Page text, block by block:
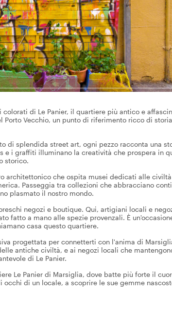
di Le Panier, il quartiere più antico e
Vecchio, un punto di riferimento ricco di
di splendida street art, ogni pezzo racconta una
e i graffiti illuminano la creatività che prospera in
storico.
architettonico che ospita musei dedicati alle civiltà
Passeggia tra collezioni che abbracciano
plasmato il nostro mondo.
negozi e boutique. Qui, artigiani locali e
fatto a mano alle spezie provenzali. È
casa questo quartiere.
progettata per connetterti con l'anima di
antiche civiltà, e ai negozi locali che
di Le Panier.
Le Panier di Marsiglia, dove batte più forte il
di un locale, a scoprire le sue gemme